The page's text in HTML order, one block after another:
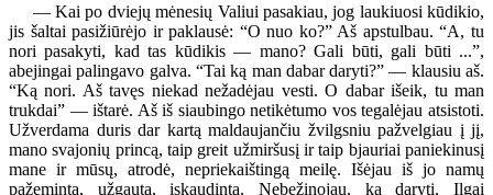
— Kai po dviejų mėnesių Valiui pasakiau, jog laukiuosi kūdikio,
jis šaltai pasižiūrėjo ir paklausė: “O nuo ko?” Aš apstulbau. “A, tu
nori pasakyti, kad tas kūdikis — mano? Gali būti, gali būti ...”,
abejingai palingavo galva. “Tai ką man dabar daryti?” — klausiu aš.
“Ką nori. Aš tavęs niekad nežadėjau vesti. O dabar išeik, tu man
trukdai” — ištarė. Aš iš siaubingo netikėtumo vos tegalėjau atsistoti.
Užverdama duris dar kartą maldaujančiu žvilgsniu pažvelgiau į jį,
mano svajonių princą, taip greit užmiršusį ir taip bjauriai paniekinusį
mane ir mūsų, atrodė, nepriekaištingą meilę. Išėjau iš jo namų
pažeminta, užgauta, įskaudinta. Nebežinojau, ką daryti. Ilgai